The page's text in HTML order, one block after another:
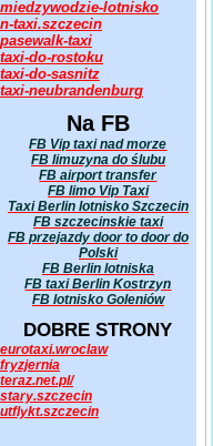
miedzywodzie-lotnisko
n-taxi.szczecin
pasewalk-taxi
taxi-do-rostoku
taxi-do-sasnitz
taxi-neubrandenburg
Na FB
FB Vip taxi nad morze
FB limuzyna do ślubu
FB airport transfer
FB limo Vip Taxi
Taxi Berlin lotnisko Szczecin
FB szczecinskie taxi
FB przejazdy door to door do
Polski
FB Berlin lotniska
FB taxi Berlin Kostrzyn
FB lotnisko Goleniów
DOBRE STRONY
eurotaxi.wroclaw
fryzjernia
teraz.net.pl/
stary.szczecin
utflykt.szczecin